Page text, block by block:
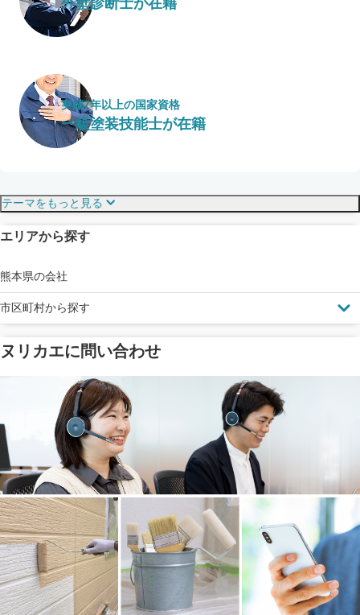
実績7年以上の国家資格
一級塗装技能士が在籍
塗料の​品質を​保証
メーカー保証
工事保険
ご近所トラブルに
賠償保険
見えにくい屋根も安心
ドローン診断
省エネ効果
断熱・遮熱塗料対応
雨漏り修繕
防水工事
テーマをもっと見る
エリアから探す
熊本県の会社
市区町村から探す
ヌリカエに問い合わせ